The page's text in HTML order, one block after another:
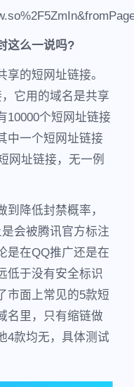
这么一说吗?
的短网址链接。
它用的域名是共享
10000个短网址链接
中一个短网址链接
网址链接，无一例
降低封禁概率，
会被腾讯官方标注
是在QQ推广还是在
低于没有安全标识
市面上常见的5款短
名里，只有缩链做
4款均无，具体测试